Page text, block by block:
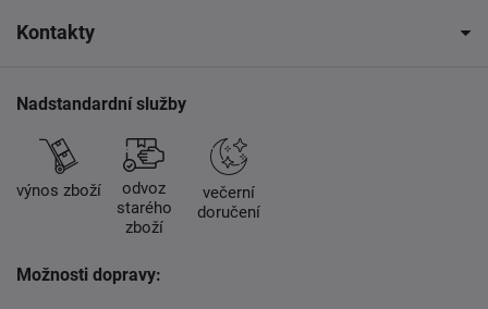
Kontakty
Nadstandardní služby
výnos zboží
odvoz
starého
zboží
večerní
doručení
Možnosti dopravy: